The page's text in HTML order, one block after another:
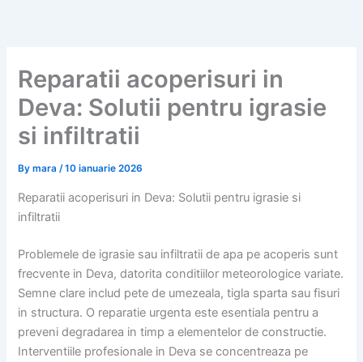
Reparatii acoperisuri in
Deva: Solutii pentru igrasie
si infiltratii
Bymara/10 ianuarie 2026
Reparatii acoperisuri in Deva: Solutii pentru igrasie si
infiltratii
Problemele de igrasie sau infiltratii de apa pe acoperis sunt
frecvente in Deva, datorita conditiilor meteorologice variate.
Semne clare includ pete de umezeala, tigla sparta sau fisuri
in structura. O reparatie urgenta este esentiala pentru a
preveni degradarea in timp a elementelor de constructie.
Interventiile profesionale in Deva se concentreaza pe